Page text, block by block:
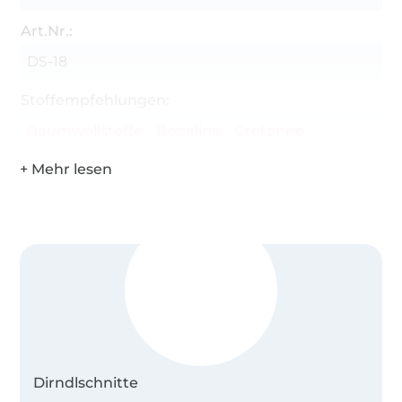
Art.Nr.:
DS-18
Dirndlschnitte